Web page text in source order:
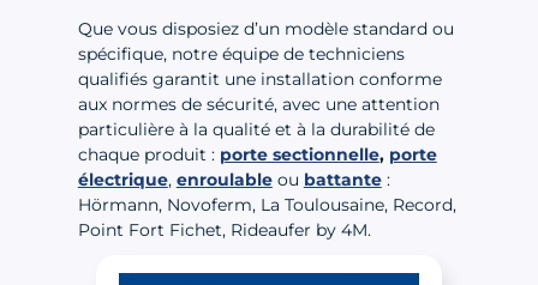
Que vous disposiez d’un modèle standard ou
spécifique, notre équipe de techniciens
qualifiés garantit une installation conforme
aux normes de sécurité, avec une attention
particulière à la qualité et à la durabilité de
chaque produit : porte sectionnelle, porte
électrique, enroulableou battante:
Hörmann, Novoferm, La Toulousaine, Record,
Point Fort Fichet, Rideaufer by 4M.